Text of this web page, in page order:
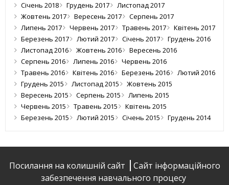
Січень 2018
Грудень 2017
Листопад 2017
Жовтень 2017
Вересень 2017
Серпень 2017
Липень 2017
Червень 2017 Травень 2017
Квітень 2017
Березень 2017
Лютий 2017 Січень 2017
Грудень 2016
Листопад 2016
Жовтень 2016
Вересень 2016
Серпень 2016
Липень 2016
Червень 2016
Травень 2016
Квітень 2016 Березень 2016
Лютий 2016
Грудень 2015
Листопад 2015
Жовтень 2015
Вересень 2015
Серпень 2015
Липень 2015
Червень 2015
Травень 2015
Квітень 2015
Березень 2015
Лютий 2015 Січень 2015 Грудень 2014
Посилання на колишній сайт
Сайт інформаційного
забезпечення навчального процесу